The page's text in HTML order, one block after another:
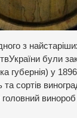
з
були
губернія) у 1896
сортів
винороб